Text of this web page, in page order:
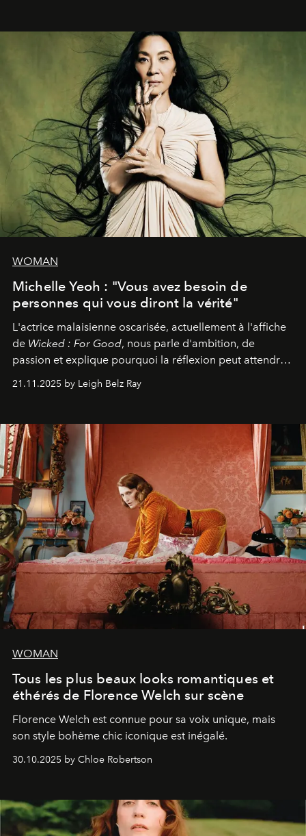
WOMAN
Michelle Yeoh : "Vous avez besoin de
personnes qui vous diront la vérité"
L'actrice malaisienne oscarisée, actuellement à l'affiche
de Wicked : For Good, nous parle d'ambition, de
passion et explique pourquoi la réflexion peut attendre.
personnage qui dit : 'C'est mon désir, mon ambition, ma
21.11.2025 by Leigh Belz Ray
WOMAN
Tous les plus beaux looks romantiques et
éthérés de Florence Welch sur scène
Florence Welch est connue pour sa voix unique, mais
son style bohème chic iconique est inégalé.
30.10.2025 by Chloe Robertson